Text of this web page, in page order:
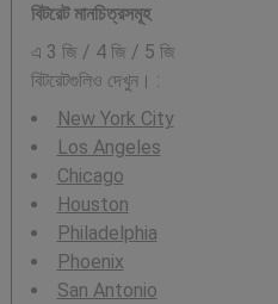
বিটরেট মানচিত্রসমূহ
এ 3 জি / 4 জি / 5 জি
বিটরেটগুলিও দেখুন। :
New York City
Los Angeles
Chicago
Houston
Philadelphia
Phoenix
San Antonio